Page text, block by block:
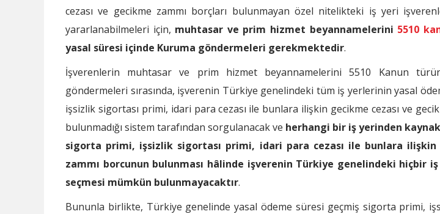
cezası ve gecikme zammı borçları bulunmayan özel nitelikteki iş yeri
yararlanabilmeleri için, muhtasar ve prim hizmet beyannamelerini 5510
yasal süresi içinde Kuruma göndermeleri gerekmektedir.
İşverenlerin muhtasar ve prim hizmet beyannamelerini 5510 Kanun
göndermeleri sırasında, işverenin Türkiye genelindeki tüm iş yerlerinin yasal
işsizlik sigortası primi, idari para cezası ile bunlara ilişkin gecikme cezası ve
bulunmadığı sistem tarafından sorgulanacak ve herhangi bir iş yerinden
sigorta primi, işsizlik sigortası primi, idari para cezası ile bunlara ilişkin
zammı borcunun bulunması hâlinde işverenin Türkiye genelindeki hiçbir
seçmesi mümkün bulunmayacaktır.
Bununla birlikte, Türkiye genelinde yasal ödeme süresi geçmiş sigorta primi,